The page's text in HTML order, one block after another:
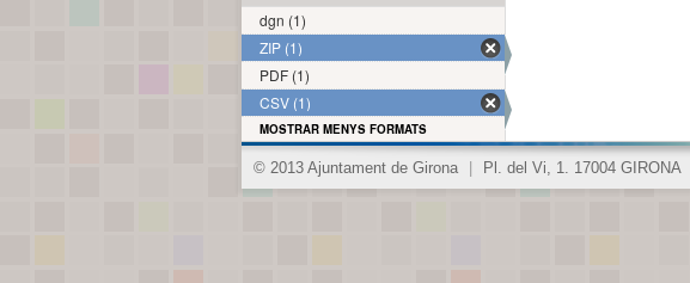
dgn (1)
ZIP (1)
PDF (1)
CSV (1)
MOSTRAR MENYS FORMATS
© 2013 Ajuntament de Girona Pl. del Vi, 1. 17004 GIRONA